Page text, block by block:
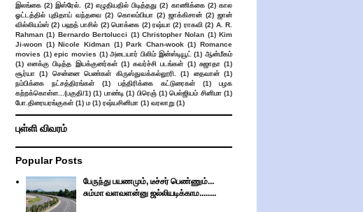
இலங்கை (2) இஸ்ரேல். (2) எழுதியதில் பிடித்தது (2) காணிக்கை (2) கால
ஓட்டத்தில் புதிதாய் வந்தவை (2) கொலம்பியா (2) ஜாக்கிசான் (2) ஜான்
வில்லியம்ஸ் (2) பஹத் பாசில் (2) மொக்கை (2) ரஷ்யா (2) ராகவி (2) A. R.
Rahman (1) Bernardo Bertolucci (1) Christopher Nolan (1) Kim
Ji-woon (1) Nicole Kidman (1) Park Chan-wook (1) Romance
movies (1) epic movies (1) அடையார் பிலிம் இன்ஸ்டியூட் (1) ஆன்மீகம்
(1) எனக்கு பிடித்த இயக்குனர்கள் (1) கவர்ச்சி படங்கள் (1) சுஜாதா (1)
சூர்யா (1) சென்னை பெண்கள் கிருஸ்துவக்கல்லூரி. (1) தைவான் (1)
நம்பிக்கை நட்சத்திரங்கள்
(1) பத்திரிக்கை கட்டுரைகள் (1)
பழக
கற்றக்கொள்ள...(பகுதி/1) (1) பாண்டி (1) பிரெஞ் (1) பெல்ஜியம் சினிமா (1)
போ.திரையரங்குகள் (1) ம (1) ரஷ்யசினிமா (1) வரலாறு (1)
புள்ளி விவரம்
Popular Posts
பேருந்து பயணமும், டீச்சர் பெண்ணும்...
சும்மா வளவளன்னு ஜல்லியடிக்காம........